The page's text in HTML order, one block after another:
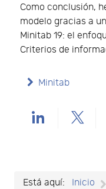
Como conclusión,
modelo gracias a
Minitab 19: el
Criterios de
Minitab
Está aquí: Inicio